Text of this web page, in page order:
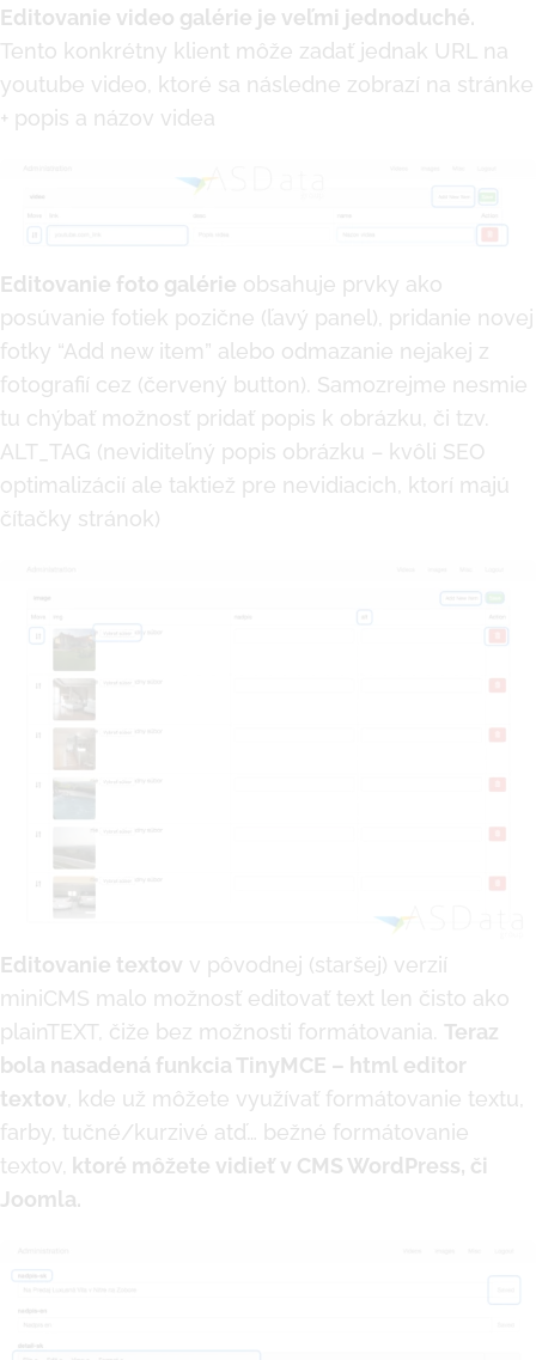
Editovanie video galérie je veľmi jednoduché.
Tento konkrétny klient môže zadať jednak URL na
youtube video, ktoré sa následne zobrazí na stránke
+ popis a názov videa
Editovanie foto galérie obsahuje prvky ako
posúvanie fotiek pozične (ľavý panel), pridanie novej
fotky “Add new item” alebo odmazanie nejakej z
fotografií cez (červený button). Samozrejme nesmie
tu chýbať možnosť pridať popis k obrázku, či tzv.
ALT_TAG (neviditeľný popis obrázku – kvôli SEO
optimalizácií ale taktiež pre nevidiacich, ktorí majú
čítačky stránok)
Editovanie textov v pôvodnej (staršej) verzií
miniCMS malo možnosť editovať text len čisto ako
plainTEXT, čiže bez možnosti formátovania. Teraz
bola nasadená funkcia TinyMCE – html editor
textov , kde už môžete využívať formátovanie textu,
farby, tučné/kurzivé atď… bežné formátovanie
textov, ktoré môžete vidieť v CMS WordPress, či
Joomla.